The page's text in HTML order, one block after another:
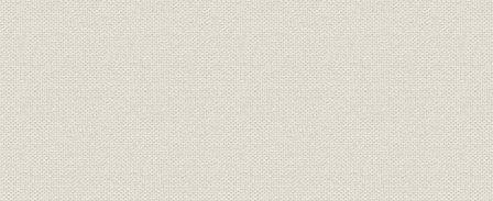
関係会社;財務・業績
事 (7)投資顧問 (8)YICM (9)ユニ
ベン (10)ツーリスト (11)エンタ
ー (12)総合ファイナンス
56期~58期
関係会社;財務・業績
関連会社の業績 参考 ベンチャー
キャピタルの業績
1984年(昭